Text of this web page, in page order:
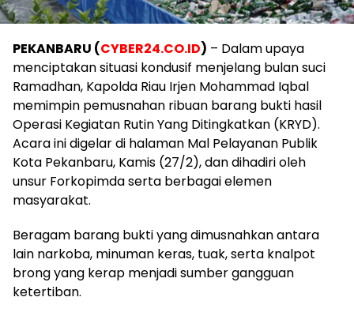
PEKANBARU (CYBER24.CO.ID) – Dalam upaya
menciptakan situasi kondusif menjelang bulan suci
Ramadhan, Kapolda Riau Irjen Mohammad Iqbal
memimpin pemusnahan ribuan barang bukti hasil
Operasi Kegiatan Rutin Yang Ditingkatkan (KRYD).
Acara ini digelar di halaman Mal Pelayanan Publik
Kota Pekanbaru, Kamis (27/2), dan dihadiri oleh
unsur Forkopimda serta berbagai elemen
masyarakat.
Beragam barang bukti yang dimusnahkan antara
lain narkoba, minuman keras, tuak, serta knalpot
brong yang kerap menjadi sumber gangguan
ketertiban.